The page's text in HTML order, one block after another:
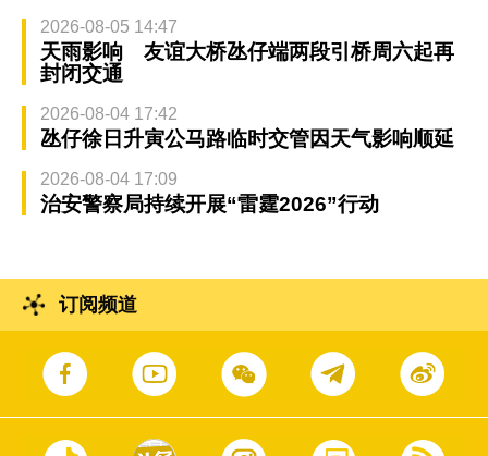
2026-08-05 14:47
天雨影响 友谊大桥氹仔端两段引桥周六起再
封闭交通
2026-08-04 17:42
氹仔徐日升寅公马路临时交管因天气影响顺延
2026-08-04 17:09
治安警察局持续开展“雷霆2026”行动
订阅频道